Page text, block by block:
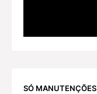
SÓ MANUTENÇÕES